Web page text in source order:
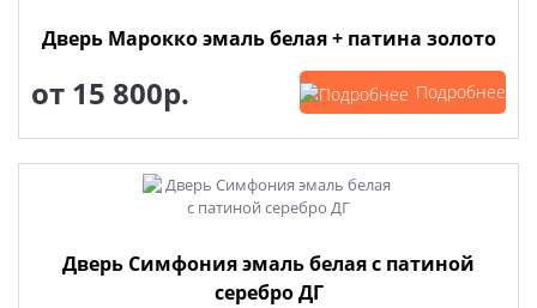
Дверь Марокко эмаль белая + патина золото
от 15 800р. Подробнее
Дверь Симфония эмаль белая с патиной
серебро ДГ